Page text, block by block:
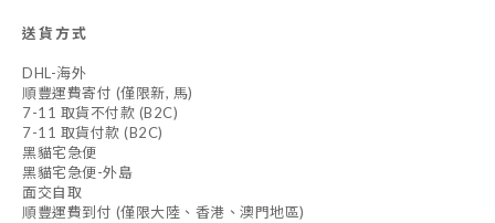
送貨方式
DHL-海外
順豐運費寄付 (僅限新, 馬)
7-11 取貨不付款 (B2C)
7-11 取貨付款 (B2C)
黑貓宅急便
黑貓宅急便-外島
面交自取
順豐運費到付 (僅限大陸、香港、澳門地區)